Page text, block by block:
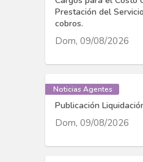
Prestación del
cobros.
Dom, 09/08/2026
Noticias Agentes
Publicación
Dom, 09/08/2026